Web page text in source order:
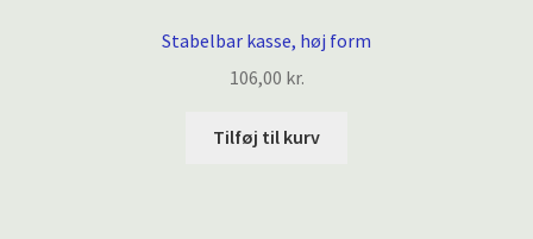
Stabelbar kasse, høj form
106,00 kr.
Tilføj til kurv